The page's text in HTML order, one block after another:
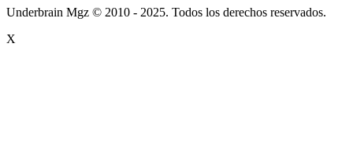
Underbrain Mgz © 2010 - 2025. Todos los derechos reservados.
X